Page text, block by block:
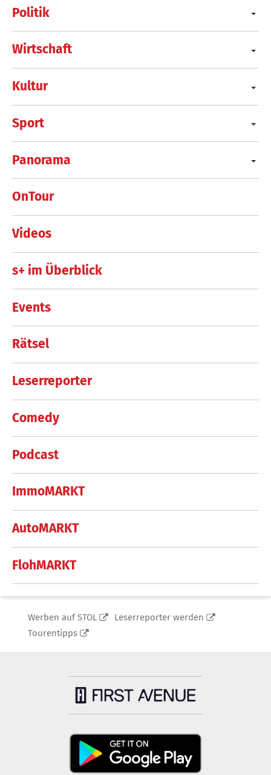
Politik
Wirtschaft
Kultur
Sport
Panorama
OnTour
Videos
s+ im Überblick
Events
Rätsel
Leserreporter
Comedy
Podcast
ImmoMARKT
AutoMARKT
FlohMARKT
Werben auf STOL
Leserreporter werden
Tourentipps